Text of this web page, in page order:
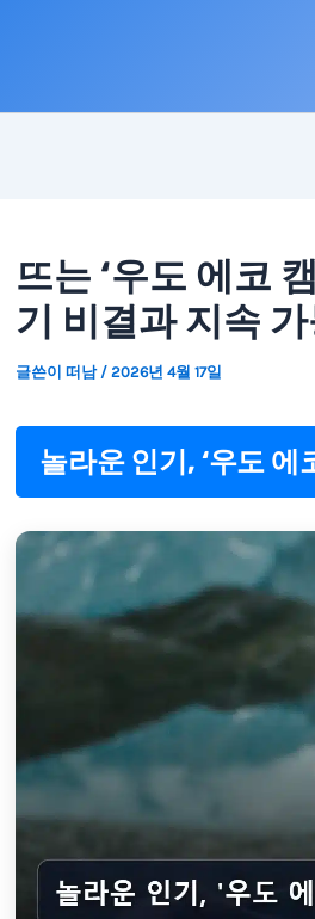
뜨는 ‘우도 에코
기 비결과 지속
글쓴이 떠남 / 2026년 4월 17일
놀라운 인기, ‘우도 에